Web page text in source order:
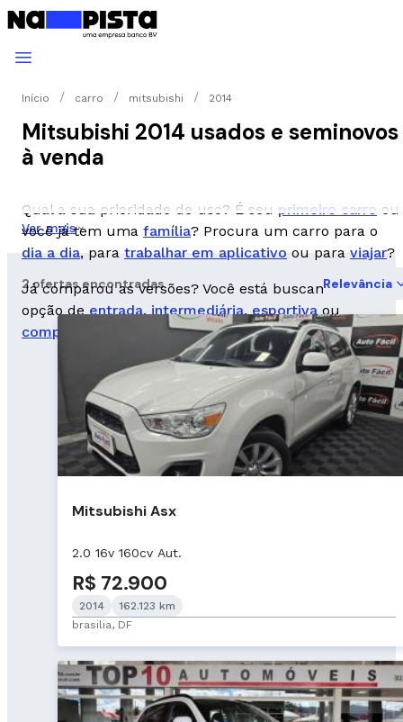
Início carro mitsubishi 2014
Mitsubishi 2014 usados e seminovos
à venda
Qual a sua prioridade de uso? É seu primeiro carro ou
você já tem uma família? Procura um carro para o
dia a dia, para trabalhar em aplicativo ou para viajar?
Já comparou as versões? Você está buscando uma
opção deentrada,intermediária,esportivaou
completa
Ver mais
2 ofertas encontradas Relevância
Mitsubishi Asx
2.0 16v 160cv Aut.
R$ 72.900
2014
162.123 km
brasilia, DF